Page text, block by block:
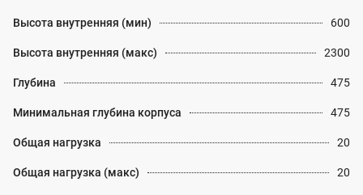
Высота внутренняя (мин) 600
Высота внутренняя (макс) 2300
Глубина 475
Минимальная глубина корпуса 475
Общая нагрузка 20
Общая нагрузка (макс) 20